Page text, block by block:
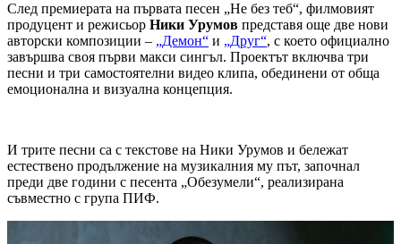
След премиерата на първата песен „Не без теб“, филмовият
продуцент и режисьор Ники Урумов представя още две нови
авторски композиции – „Демон“ и „Друг“, с което официално
завършва своя първи макси сингъл. Проектът включва три
песни и три самостоятелни видео клипа, обединени от обща
емоционална и визуална концепция.
И трите песни са с текстове на Ники Урумов и бележат
естествено продължение на музикалния му път, започнал
преди две години с песента „Обезумели“, реализирана
съвместно с група ПИФ.